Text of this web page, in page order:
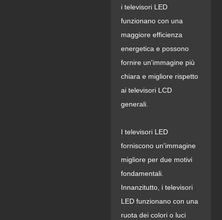
i televisori LED
funzionano con una
maggiore efficienza
energetica e possono
fornire un'immagine più
chiara e migliore rispetto
ai televisori LCD
generali.
I televisori LED
forniscono un'immagine
migliore per due motivi
fondamentali.
Innanzitutto, i televisori
LED funzionano con una
ruota dei colori o luci